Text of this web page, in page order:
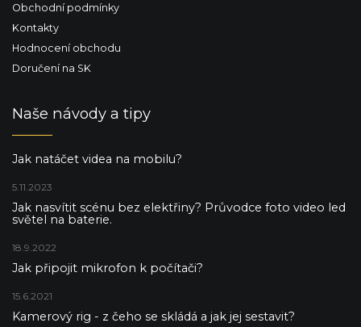
Obchodní podmínky
Kontakty
Hodnocení obchodu
Doručení na SK
Naše návody a tipy
Jak natáčet videa na mobilu?
5.11.2023
Jak nasvítit scénu bez elektřiny? Průvodce foto video led
světel na baterie.
18.9.2022
Jak připojit mikrofon k počítači?
15.6.2021
Kamerový rig - z čeho se skládá a jak jej sestavit?